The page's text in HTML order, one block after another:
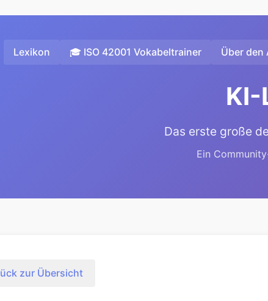
Lexikon 🎓 ISO 42001 Vokabeltrainer Über den
KI-
Das erste große
Ein
zur Übersicht